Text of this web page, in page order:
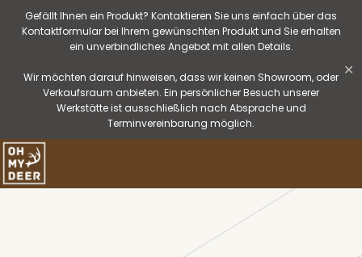
Gefällt Ihnen ein Produkt? Kontaktieren Sie uns einfach über das
Kontaktformular bei Ihrem gewünschten Produkt und Sie erhalten
ein unverbindliches Angebot mit allen Details.
Wir möchten darauf hinweisen, dass wir keinen Showroom, oder
Verkaufsraum anbieten. Ein persönlicher Besuch unserer
Werkstätte ist ausschließlich nach Absprache und
Terminvereinbarung möglich.
✕